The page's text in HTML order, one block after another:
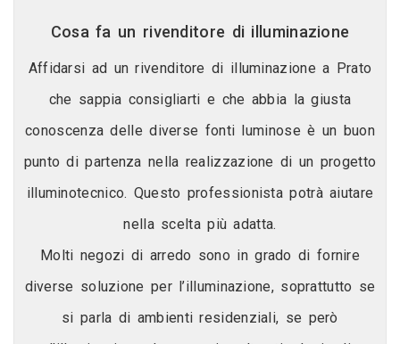
Cosa fa un rivenditore di illuminazione
Affidarsi ad un rivenditore di illuminazione a Prato
che sappia consigliarti e che abbia la giusta
conoscenza delle diverse fonti luminose è un buon
punto di partenza nella realizzazione di un progetto
illuminotecnico. Questo professionista potrà aiutare
nella scelta più adatta.
Molti negozi di arredo sono in grado di fornire
diverse soluzione per l’illuminazione, soprattutto se
si parla di ambienti residenziali, se però